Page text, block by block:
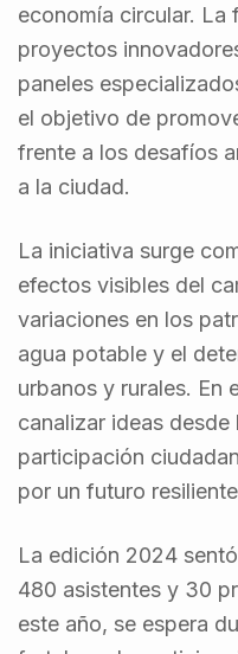
economía circular. La
proyectos
paneles
el objetivo de
frente a los desafíos
a la ciudad.
La iniciativa surge
efectos visibles del
variaciones en los
agua potable y el
urbanos y rurales. En
canalizar ideas
participación
por un futuro
La edición 2024
480 asistentes y 30
este año, se espera